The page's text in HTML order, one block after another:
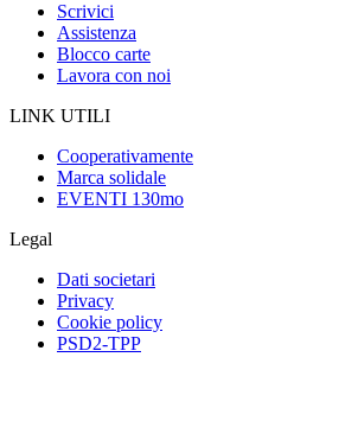
Scrivici
Assistenza
Blocco carte
Lavora con noi
LINK UTILI
Cooperativamente
Marca solidale
EVENTI 130mo
Legal
Dati societari
Privacy
Cookie policy
PSD2-TPP